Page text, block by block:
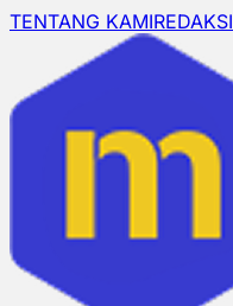
TENTANG KAMIREDAKSI